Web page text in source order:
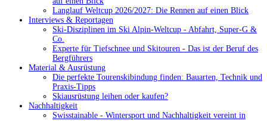
Langlauf Weltcup 2026/2027: Die Rennen auf einen Blick
Interviews & Reportagen
Ski-Disziplinen im Ski Alpin-Weltcup - Abfahrt, Super-G &
Co.
Experte für Tiefschnee und Skitouren - Das ist der Beruf des
Bergführers
Material & Ausrüstung
Die perfekte Tourenskibindung finden: Bauarten, Technik und
Praxis-Tipps
Skiausrüstung leihen oder kaufen?
Nachhaltigkeit
Swisstainable - Wintersport und Nachhaltigkeit vereint in